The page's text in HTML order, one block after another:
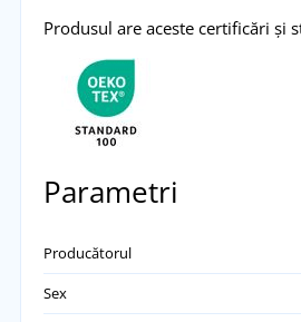
Produsul are aceste certificări și
Parametri
Producătorul
Sex